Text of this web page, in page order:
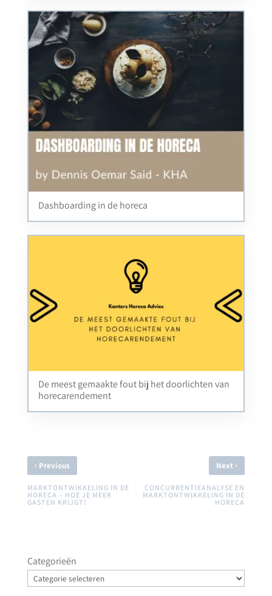
Dashboarding in de horeca
De meest gemaakte fout bij het doorlichten van
horecarendement
‹ Previous
MARKTONTWIKKELING IN DE
HORECA – HOE JE MEER
GASTEN KRIJGT!
Next ›
CONCURRENTIEANALYSE EN
MARKTONTWIKKELING IN DE
HORECA
Categorieën